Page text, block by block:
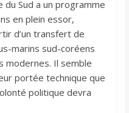
du Sud a un programme
en plein essor,
d’un transfert de
marins sud-coréens
Il semble
portée technique que
politique devra